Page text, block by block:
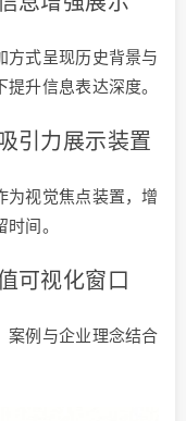
方式呈现历史背景与
升信息表达深度。
引力展示装置
为视觉焦点装置，增
间。
可视化窗口
案例与企业理念结合